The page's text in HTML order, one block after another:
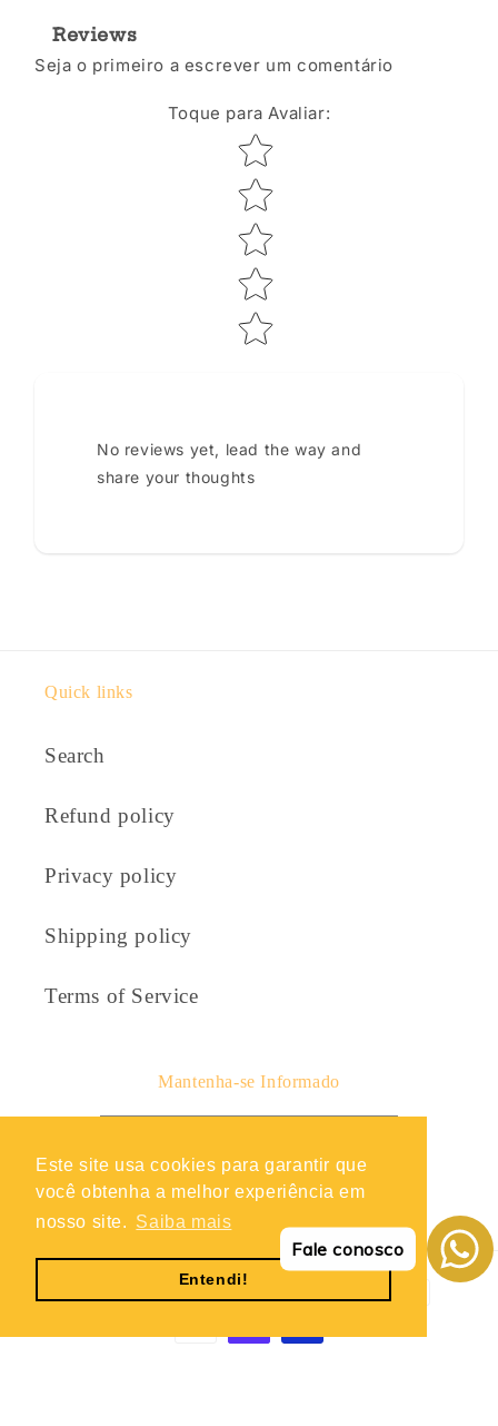
Este site usa cookies para garantir que
você obtenha a melhor experiência em
nosso site. Saiba mais
Entendi!
Reviews
Seja o primeiro a escrever um comentário
Toque para Avaliar:
Star rating
No reviews yet, lead the way and
share your thoughts
Quick links
Search
Refund policy
Privacy policy
Shipping policy
Terms of Service
Mantenha-se Informado
FacebookInstagramTikTok
pagamento
Fale conosco